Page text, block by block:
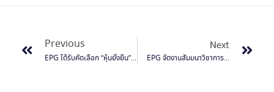
Previous
EPG ได้รับคัดเลือก “หุ้นยั่งยืน” ประจำปี 2565 ต่อเนื่องเป็นปีที่ 2 สะท้อนถึงความมุ่งมั่นพัฒนาธุรกิจให้เติบโตไปพร้อมกับการสร้างคุณค่าแก่สังคมและสิ่งแวดล้อม
Next
EPG จัดงานสัมมนาวิชาการประจำปี 2566